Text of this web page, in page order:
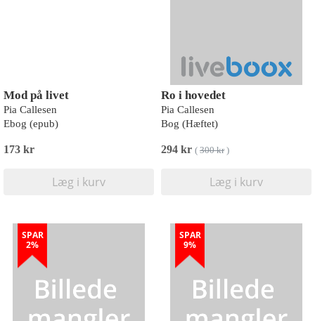
Mod på livet
Pia Callesen
Ebog (epub)
173 kr
Læg i kurv
Ro i hovedet
Pia Callesen
Bog (Hæftet)
294 kr ( 300 kr)
Læg i kurv
SPAR
2%
SPAR
9%